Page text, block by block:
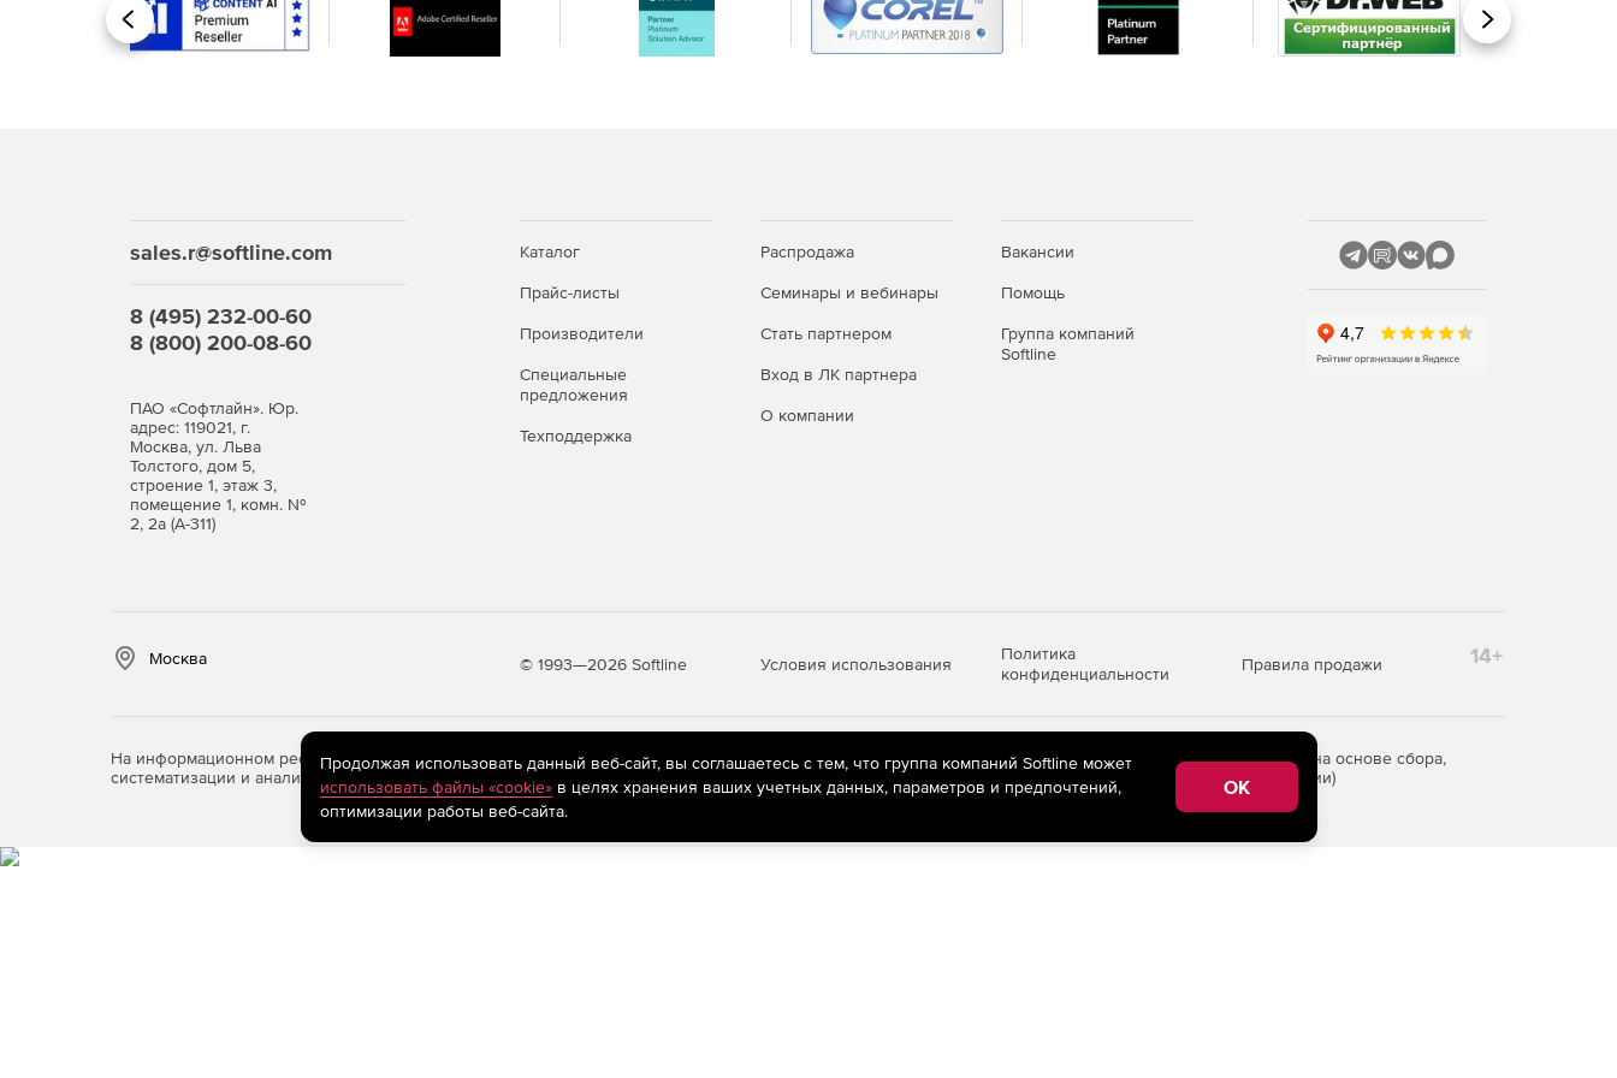
Назад Вперед
sales.r@softline.com
8 (495) 232-00-60
8 (800) 200-08-60
ПАО «Софтлайн». Юр.
адрес: 119021, г.
Москва, ул. Льва
Толстого, дом 5,
строение 1, этаж 3,
помещение 1, комн. №
2, 2а (А-311)
Каталог
Прайс-листы
Производители
Специальные
предложения
Техподдержка
Распродажа
Семинары и вебинары
Стать партнером
Вход в ЛК партнера
О компании
Вакансии
Помощь
Группа компаний
Softline
Москва © 1993—2026 Softline Условия использования
Политика
конфиденциальности
Правила продажи 14+
На информационном ресурсе store.softline.ru применяютсярекомендательные технологии(информационные технологии предоставления информации на основе сбора,
систематизации и анализа сведений, относящихся к предпочтениям пользователей сети «Интернет», находящихся на территории Российской Федерации)
Продолжая использовать данный веб-сайт, вы соглашаетесь с тем, что группа компаний Softline может
использовать файлы «cookie»в целях хранения ваших учетных данных, параметров и предпочтений,
оптимизации работы веб-сайта.
OK